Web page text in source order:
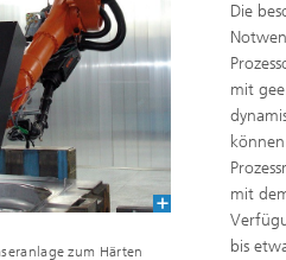
zum Härten
Die
mit
mit
bis